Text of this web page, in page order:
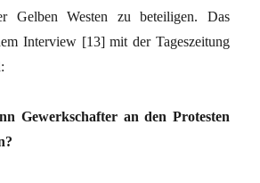
Gelben Westen zu beteiligen. Das
Interview [13] mit der Tageszeitung
Gewerkschafter an den Protesten